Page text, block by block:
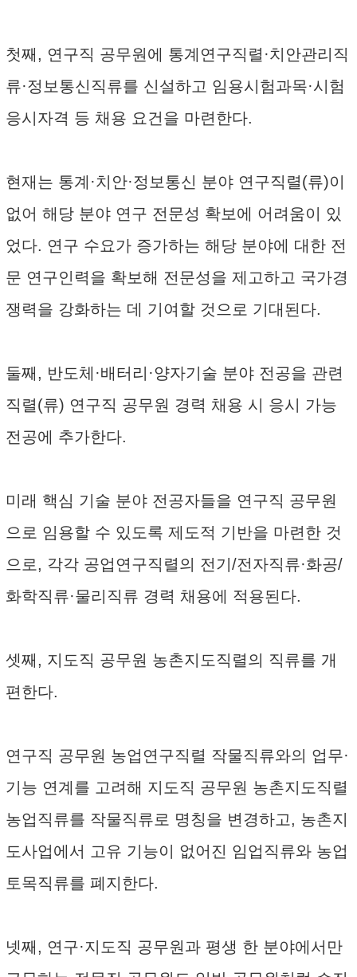
첫째, 연구직 공무원에 통계연구직렬·치안관리직
류·정보통신직류를 신설하고 임용시험과목·시험
응시자격 등 채용 요건을 마련한다.
현재는 통계·치안·정보통신 분야 연구직렬(류)이
없어 해당 분야 연구 전문성 확보에 어려움이 있
었다. 연구 수요가 증가하는 해당 분야에 대한 전
문 연구인력을 확보해 전문성을 제고하고 국가경
쟁력을 강화하는 데 기여할 것으로 기대된다.
둘째, 반도체·배터리·양자기술 분야 전공을 관련
직렬(류) 연구직 공무원 경력 채용 시 응시 가능
전공에 추가한다.
미래 핵심 기술 분야 전공자들을 연구직 공무원
으로 임용할 수 있도록 제도적 기반을 마련한 것
으로, 각각 공업연구직렬의 전기/전자직류·화공/
화학직류·물리직류 경력 채용에 적용된다.
셋째, 지도직 공무원 농촌지도직렬의 직류를 개
편한다.
연구직 공무원 농업연구직렬 작물직류와의 업무·
기능 연계를 고려해 지도직 공무원 농촌지도직렬
농업직류를 작물직류로 명칭을 변경하고, 농촌지
도사업에서 고유 기능이 없어진 임업직류와 농업
토목직류를 폐지한다.
넷째, 연구·지도직 공무원과 평생 한 분야에서만